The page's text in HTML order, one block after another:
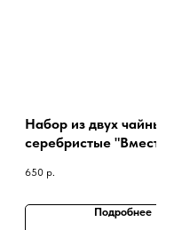
Набор из двух чайных
серебристые "Вместе
девочка)"
650 р.
Подробнее